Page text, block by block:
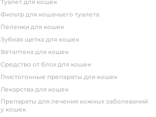
туалет для кошек
фильтр для кошачьего туалета
пеленки для кошек
зубная щетка для кошек
ветаптека для кошек
средство от блох для кошек
глистогонные препараты для кошек
лекарства для кошек
препараты для лечения кожных заболеваний
у кошек